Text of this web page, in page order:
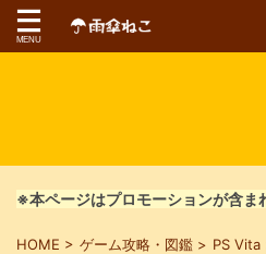
※本ページはプロモーションが含ま
HOME > ゲーム攻略・図鑑 > PS Vita